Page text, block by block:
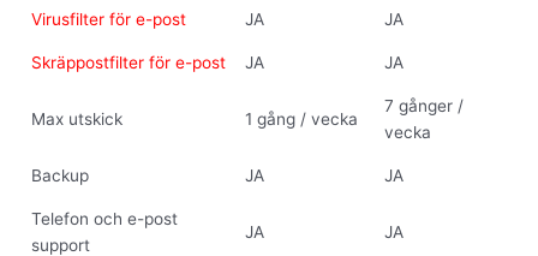
Virusfilter för e-post JA JA
Skräppostfilter för e-post JA JA
Max utskick 1 gång / vecka
7 gånger /
vecka
Backup JA JA
Telefon och e-post
support
JA JA